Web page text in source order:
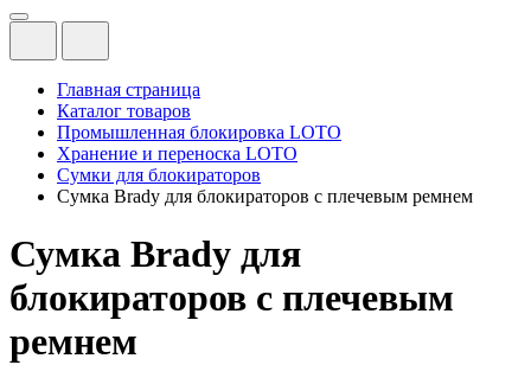
Главная страница
Каталог товаров
Промышленная блокировка LOTO
Хранение и переноска LOTO
Сумки для блокираторов
Сумка Brady для блокираторов с плечевым ремнем
Сумка Brady для
блокираторов с плечевым
ремнем